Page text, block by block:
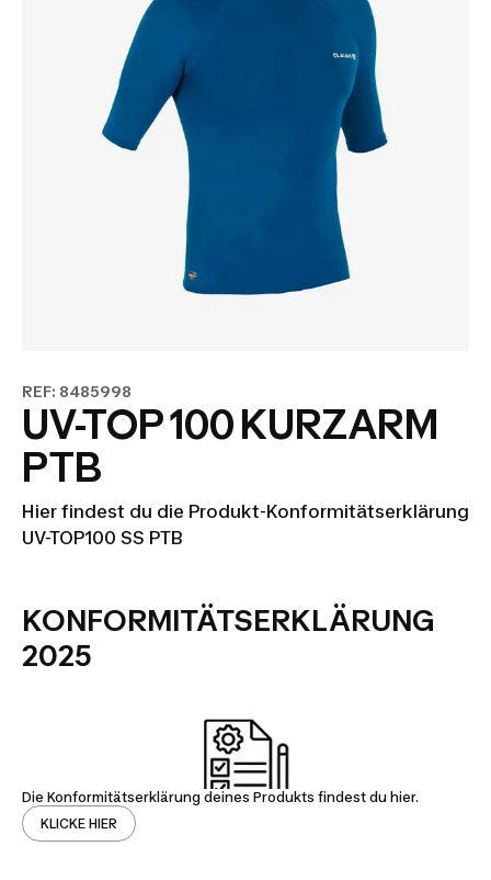
REF: 8485998
UV-TOP 100 KURZARM
PTB
Hier findest du die Produkt-Konformitätserklärung
UV-TOP100 SS PTB
KONFORMITÄTSERKLÄRUNG
2025
Die Konformitätserklärung deines Produkts findest du hier.
KLICKE HIER